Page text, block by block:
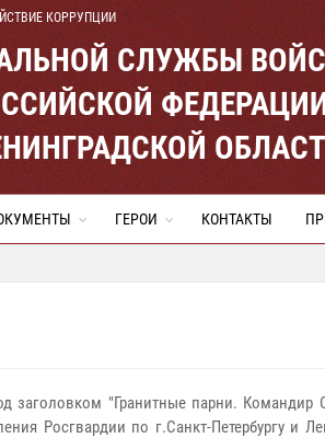
КОРРУПЦИИ
СЛУЖБЫ
ГЕРОИ КОНТАКТЫ
заголовком "Гранитные парни.
Росгвардии по г.Санкт-Петербургу и